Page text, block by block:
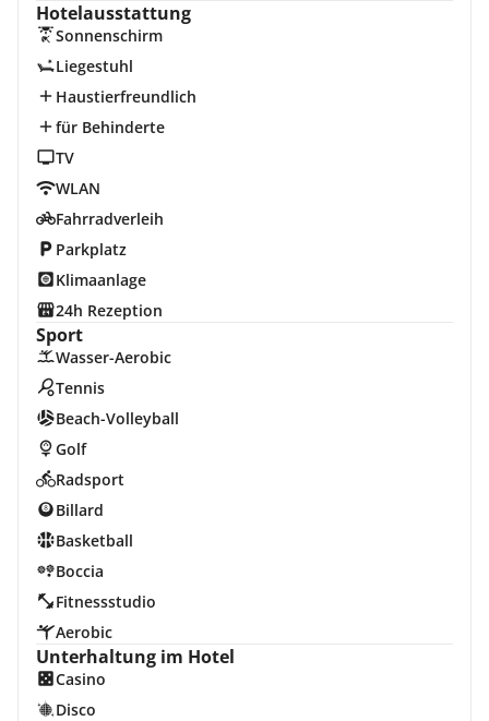
Hotelausstattung
Sonnenschirm
Liegestuhl
Haustierfreundlich
für Behinderte
TV
WLAN
Fahrradverleih
Parkplatz
Klimaanlage
24h Rezeption
Sport
Wasser-Aerobic
Tennis
Beach-Volleyball
Golf
Radsport
Billard
Basketball
Boccia
Fitnessstudio
Aerobic
Unterhaltung im Hotel
Casino
Disco